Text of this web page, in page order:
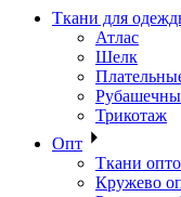
Ткани для
Атлас
Шелк
Трикотаж
Опт
Ткани
Кружево